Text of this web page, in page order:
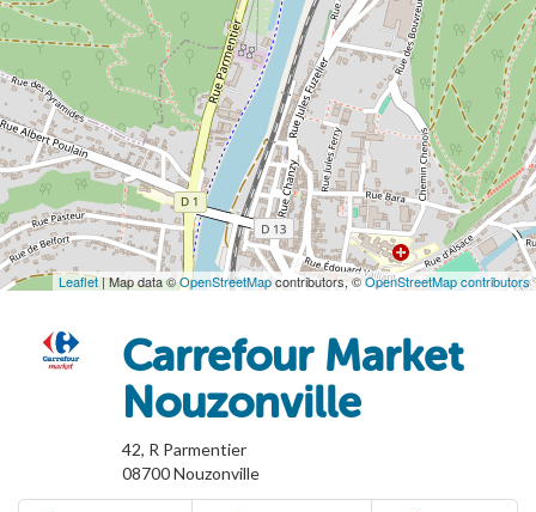
Leaflet| Map data ©OpenStreetMapcontributors, ©OpenStreetMap contributors
Carrefour Market
Nouzonville
42, R Parmentier
08700Nouzonville